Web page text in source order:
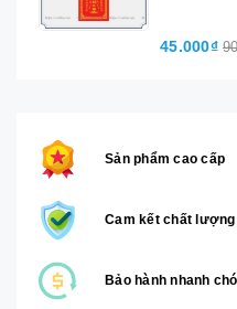
45.000₫
Sản phẩm cao cấp
Cam kết chất lượng
Bảo hành nhanh